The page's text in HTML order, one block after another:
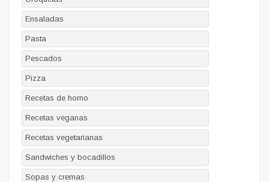
Ensaladas
Pasta
Pescados
Pizza
Recetas de horno
Recetas veganas
Recetas vegetarianas
Sandwiches y bocadillos
Sopas y cremas